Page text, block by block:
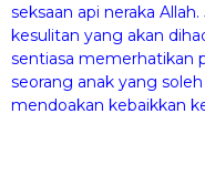
seksaan api neraka
kesulitan yang akan
sentiasa memerhatikan
seorang anak yang
mendoakan kebaikkan